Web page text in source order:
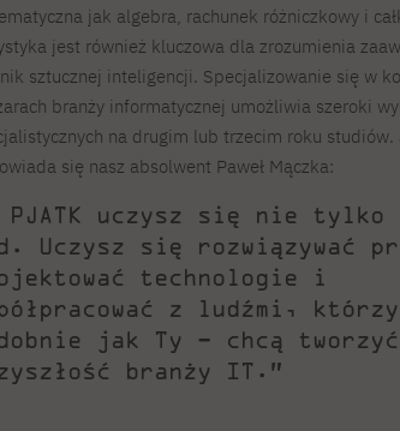
jak algebra, rachunek różniczkowy i
jest również kluczowa dla zrozumienia
sztucznej inteligencji. Specjalizowanie się w
branży informatycznej umożliwia szeroki
na drugim lub trzecim roku studiów.
się nasz absolwent Paweł Mączka:
PJATK uczysz się nie tylko
Uczysz się rozwiązywać
technologie i
z ludźmi,
jak Ty – chcą tworzyć
branży IT.”